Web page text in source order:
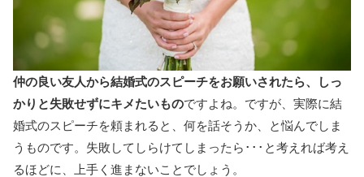
仲の良い友人から結婚式のスピーチをお願いされたら、しっ
かりと失敗せずにキメたいものですよね。ですが、実際に結
婚式のスピーチを頼まれると、何を話そうか、と悩んでしま
うものです。失敗してしらけてしまったら･･･と考えれば考え
るほどに、上手く進まないことでしょう。